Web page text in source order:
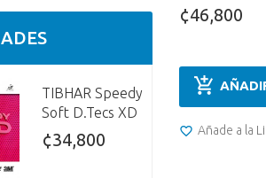
TIBHAR Speedy
Soft D.Tecs XD
¢34,800
¢46,800
Añade a la